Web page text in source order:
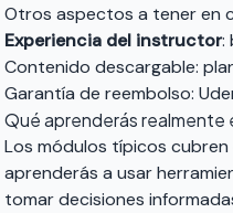
Otros aspectos a tener en
Experiencia del instructor:
Contenido descargable:
Garantía de reembolso:
Qué aprenderás realmente
Los módulos típicos
aprenderás a usar
tomar decisiones